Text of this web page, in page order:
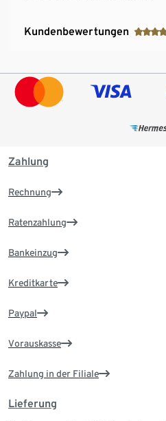
Kundenbewertungen
Zahlung
Rechnung
Ratenzahlung
Bankeinzug
Kreditkarte
Paypal
Vorauskasse
Zahlung in der Filiale
Lieferung